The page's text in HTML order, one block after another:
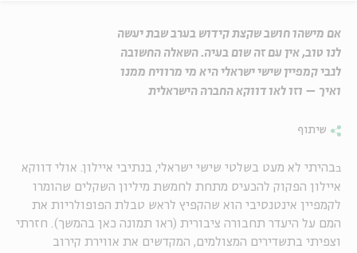
אם מישהו חושב שקצת קידוש בערב שבת יעשה
לנו טוב, אין עם זה שום בעיה. השאלה החשובה
לגבי קמפיין שישי ישראלי היא מי מרוויח ממנו
ואיך – וזו לאו דווקא החברה הישראלית
שיתוף
ב בהיתי לא מעט בשלטי שישי ישראלי, בנתיבי איילון. אולי דווקא
איילון הפקוק להכעיס מתחת לחמשת מיליון השקלים שהומרו
לקמפיין אינטנסיבי הוא שהקפיץ לראש טבלת הפופולריות את
המם על היעדר תחבורה ציבורית (ראו תמונה כאן בהמשך). חזרתי
וצפיתי בתשדירים המצולמים, המקדשים את אווירת קירוב